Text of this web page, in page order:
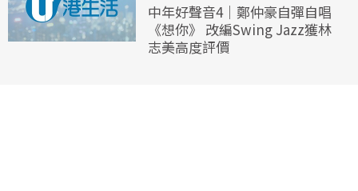
中年好聲音4｜鄭仲豪自彈自唱
《想你》 改編Swing Jazz獲林
志美高度評價